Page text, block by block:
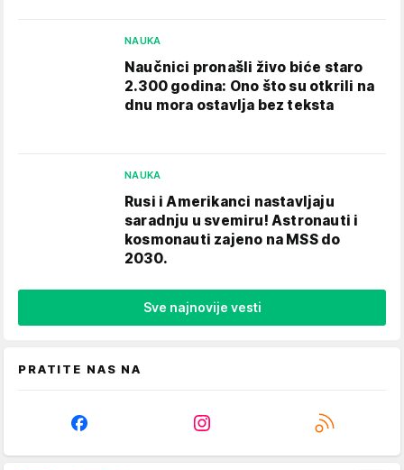
NAUKA
Naučnici pronašli živo biće staro
2.300 godina: Ono što su otkrili na
dnu mora ostavlja bez teksta
NAUKA
Rusi i Amerikanci nastavljaju
saradnju u svemiru! Astronauti i
kosmonauti zajeno na MSS do
2030.
Sve najnovije vesti
PRATITE NAS NA